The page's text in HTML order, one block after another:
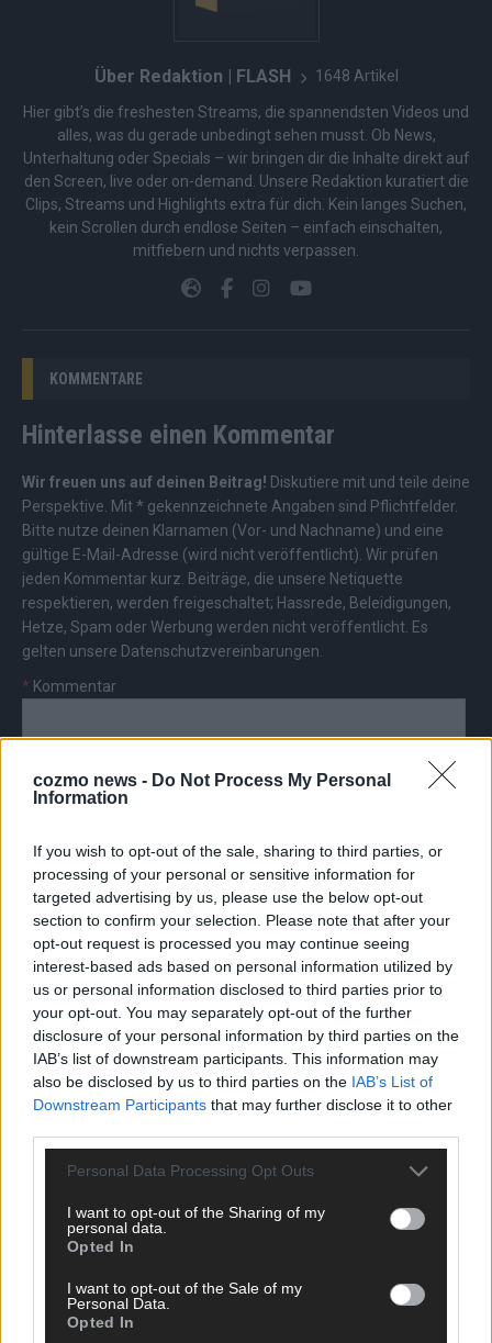
cozmo news - Do Not Process My Personal
Information
If you wish to opt-out of the sale, sharing to third parties, or
processing of your personal or sensitive information for
targeted advertising by us, please use the below opt-out
section to confirm your selection. Please note that after your
opt-out request is processed you may continue seeing
interest-based ads based on personal information utilized by
us or personal information disclosed to third parties prior to
your opt-out. You may separately opt-out of the further
disclosure of your personal information by third parties on the
IAB’s list of downstream participants. This information may
also be disclosed by us to third parties on the IAB’s List of
Downstream Participants that may further disclose it to other
Personal Data Processing Opt Outs
I want to opt-out of the Sharing of my
personal data.
Opted In
I want to opt-out of the Sale of my
Personal Data.
Opted In
Über Redaktion | FLASH 1648 Artikel
Hier gibt’s die freshesten Streams, die spannendsten Videos und
alles, was du gerade unbedingt sehen musst. Ob News,
Unterhaltung oder Specials – wir bringen dir die Inhalte direkt auf
den Screen, live oder on-demand. Unsere Redaktion kuratiert die
Clips, Streams und Highlights extra für dich. Kein langes Suchen,
kein Scrollen durch endlose Seiten – einfach einschalten,
mitfiebern und nichts verpassen.
KOMMENTARE
Hinterlasse einen Kommentar
Wir freuen uns auf deinen Beitrag! Diskutiere mit und teile deine
Perspektive. Mit * gekennzeichnete Angaben sind Pflichtfelder.
Bitte nutze deinen Klarnamen (Vor- und Nachname) und eine
gültige E-Mail-Adresse (wird nicht veröffentlicht). Wir prüfen
jeden Kommentar kurz. Beiträge, die unsere Netiquette
respektieren, werden freigeschaltet; Hassrede, Beleidigungen,
Hetze, Spam oder Werbung werden nicht veröffentlicht. Es
gelten unsere Datenschutzvereinbarungen
* Kommentar
Vor- und Nachname
E-Mail
AD